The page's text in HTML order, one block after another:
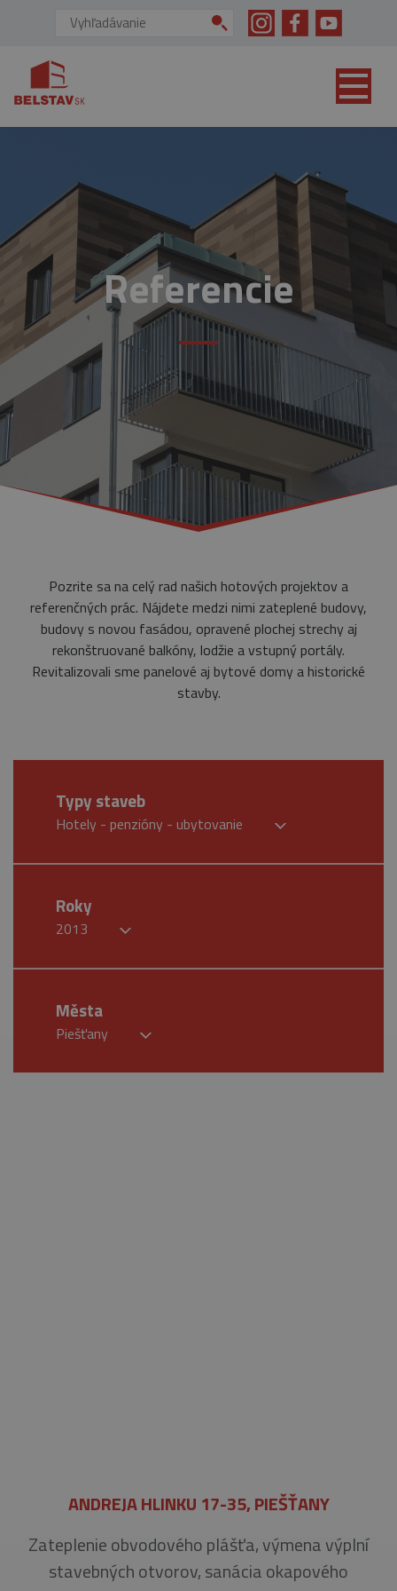
Vyhľadávanie:
Referencie
Pozrite sa na celý rad našich hotových projektov a
referenčných prác. Nájdete medzi nimi zateplené budovy,
budovy s novou fasádou, opravené plochej strechy aj
rekonštruované balkóny, lodžie a vstupný portály.
Revitalizovali sme panelové aj bytové domy a historické
stavby.
Typy staveb
Hotely - penzióny - ubytovanie
Roky
2013
Města
Piešťany
ANDREJA HLINKU 17-35, PIEŠŤANY
Zateplenie obvodového plášťa, výmena výplní
stavebných otvorov, sanácia okapového